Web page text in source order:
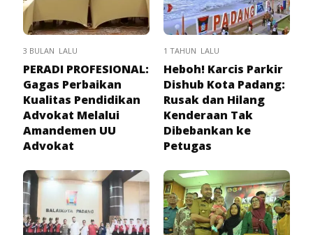
3 BULAN LALU
PERADI PROFESIONAL:
Gagas Perbaikan
Kualitas Pendidikan
Advokat Melalui
Amandemen UU
Advokat
1 TAHUN LALU
Heboh! Karcis Parkir
Dishub Kota Padang:
Rusak dan Hilang
Kenderaan Tak
Dibebankan ke
Petugas